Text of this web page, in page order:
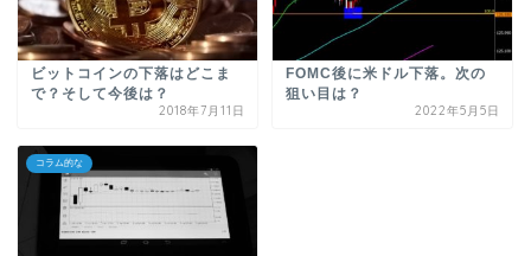
ビットコインの下落はどこま
で？そして今後は？
2018年7月11日
FOMC後に米ドル下落。次の
狙い目は？
2022年5月5日
コラム的な